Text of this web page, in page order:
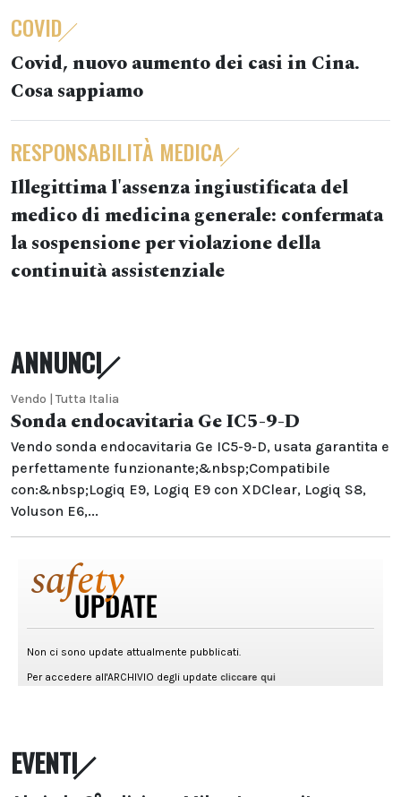
COVID
Covid, nuovo aumento dei casi in Cina.
Cosa sappiamo
RESPONSABILITÀ MEDICA
Illegittima l'assenza ingiustificata del
medico di medicina generale: confermata
la sospensione per violazione della
continuità assistenziale
ANNUNCI
Vendo | Tutta Italia
Sonda endocavitaria Ge IC5-9-D
Vendo sonda endocavitaria Ge IC5-9-D, usata garantita e
perfettamente funzionante;&nbsp;Compatibile
con:&nbsp;Logiq E9, Logiq E9 con XDClear, Logiq S8,
Voluson E6,...
EVENTI